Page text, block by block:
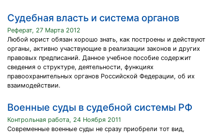
Судебная власть и система органов
Реферат, 27 Марта 2012
Любой юрист обязан хорошо знать, как построены и действуют
органы, активно участвующие в реализации законов и других
правовых предписаний. Данное учебное пособие содержит
сведения о структуре, деятельности, функциях
правоохранительных органов Российской Федерации, об их
взаимодействии.
Военные суды в судебной системы РФ
Контрольная работа, 24 Ноября 2011
Современные военные суды не сразу приобрели тот вид,